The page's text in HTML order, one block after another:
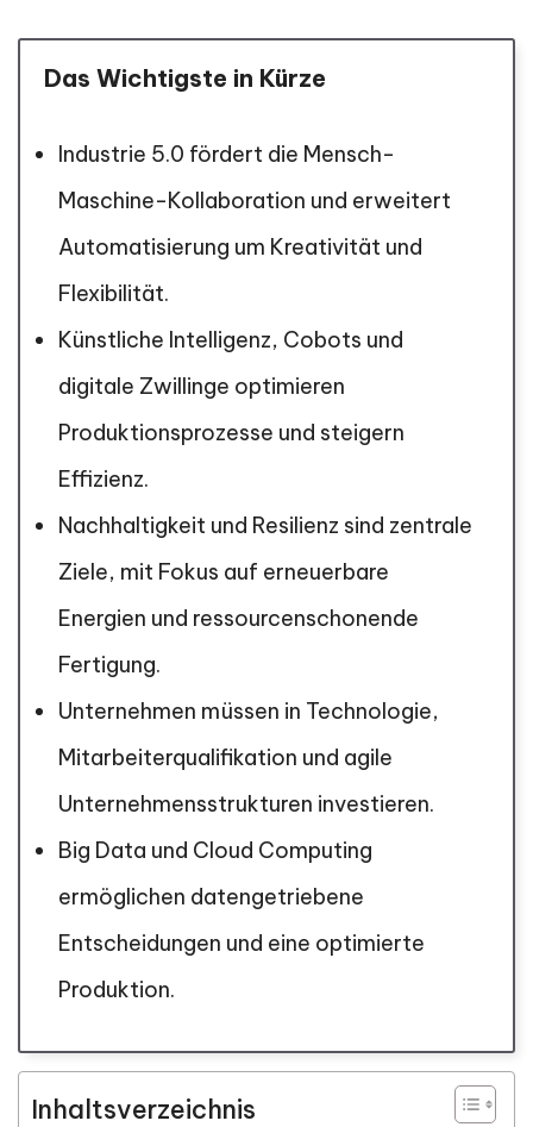
Das Wichtigste in Kürze
Industrie 5.0 fördert die Mensch-
Maschine-Kollaboration und erweitert
Automatisierung um Kreativität und
Flexibilität.
Künstliche Intelligenz, Cobots und
digitale Zwillinge optimieren
Produktionsprozesse und steigern
Effizienz.
Nachhaltigkeit und Resilienz sind zentrale
Ziele, mit Fokus auf erneuerbare
Energien und ressourcenschonende
Fertigung.
Unternehmen müssen in Technologie,
Mitarbeiterqualifikation und agile
Unternehmensstrukturen investieren.
Big Data und Cloud Computing
ermöglichen datengetriebene
Entscheidungen und eine optimierte
Produktion.
Inhaltsverzeichnis